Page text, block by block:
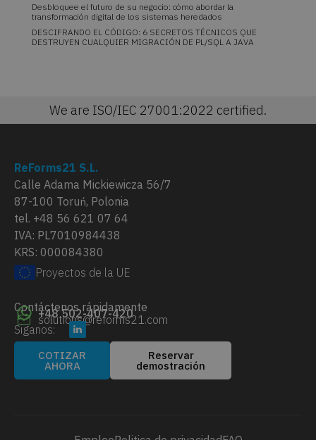
Desbloquee el futuro de su negocio: cómo abordar la
transformación digital de los sistemas heredados
DESCIFRANDO EL CÓDIGO: 6 SECRETOS TÉCNICOS QUE
DESTRUYEN CUALQUIER MIGRACIÓN DE PL/SQL A JAVA
We are ISO/IEC 27001:2022 certified.
ReForms21 S.L.
Calle Adama Mickiewicza 56/7
87-100 Toruń, Polonia
tel. +48 56 621 07 64
IVA: PL7010984438
KRS: 000084380
Proyectos de la UE
Contáctenos rápidamente
+48 502-407-420
solutions@reforms21.com
Siganos:
COTIZAR
AHORA
Reservar
demostración